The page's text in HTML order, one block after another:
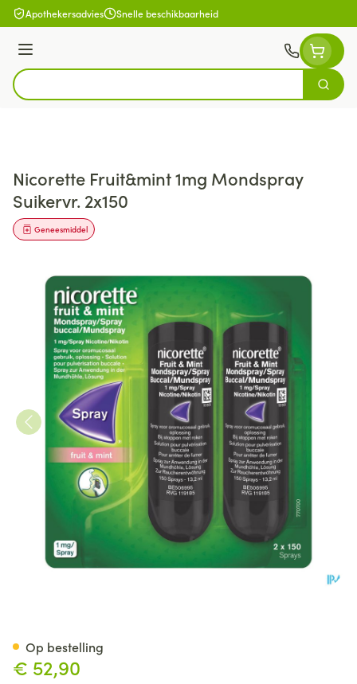
Ga naar de inhoud
Apothekersadvies Snelle beschikbaarheid
Menu
Product, merk, categorie...
Zoek
Nicorette Fruit&mint 1mg Mondspray
Suikervr. 2x150
Geneesmiddel
€ 52,90
Op bestelling